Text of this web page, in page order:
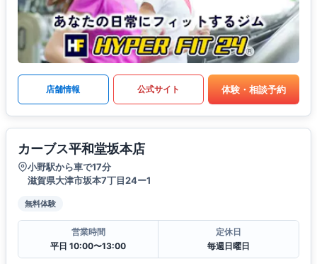
店舗情報 公式サイト 体験・相談予約
カーブス平和堂坂本店
小野駅から車で17分
滋賀県大津市坂本7丁目24ー1
無料体験
営業時間
平日 10:00〜13:00
定休日
毎週日曜日